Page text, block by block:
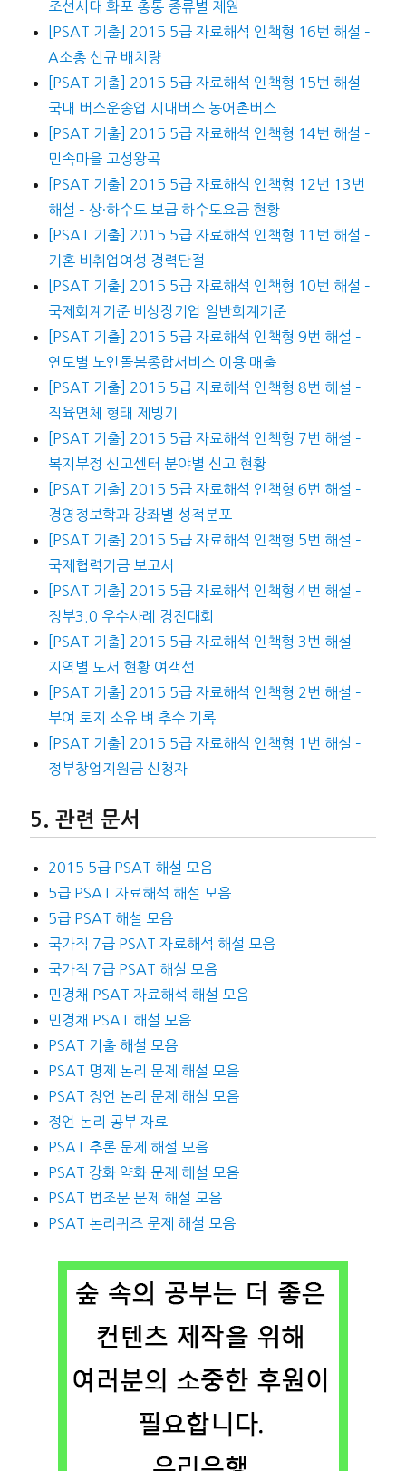
조선시대 화포 총통 종류별 제원
[PSAT 기출] 2015 5급 자료해석 인책형 16번 해설 –
A소총 신규 배치량
[PSAT 기출] 2015 5급 자료해석 인책형 15번 해설 –
국내 버스운송업 시내버스 농어촌버스
[PSAT 기출] 2015 5급 자료해석 인책형 14번 해설 –
민속마을 고성왕곡
[PSAT 기출] 2015 5급 자료해석 인책형 12번 13번
해설 – 상·하수도 보급 하수도요금 현황
[PSAT 기출] 2015 5급 자료해석 인책형 11번 해설 –
기혼 비취업여성 경력단절
[PSAT 기출] 2015 5급 자료해석 인책형 10번 해설 –
국제회계기준 비상장기업 일반회계기준
[PSAT 기출] 2015 5급 자료해석 인책형 9번 해설 –
연도별 노인돌봄종합서비스 이용 매출
[PSAT 기출] 2015 5급 자료해석 인책형 8번 해설 –
직육면체 형태 제빙기
[PSAT 기출] 2015 5급 자료해석 인책형 7번 해설 –
복지부정 신고센터 분야별 신고 현황
[PSAT 기출] 2015 5급 자료해석 인책형 6번 해설 –
경영정보학과 강좌별 성적분포
[PSAT 기출] 2015 5급 자료해석 인책형 5번 해설 –
국제협력기금 보고서
[PSAT 기출] 2015 5급 자료해석 인책형 4번 해설 –
정부3.0 우수사례 경진대회
[PSAT 기출] 2015 5급 자료해석 인책형 3번 해설 –
지역별 도서 현황 여객선
[PSAT 기출] 2015 5급 자료해석 인책형 2번 해설 –
부여 토지 소유 벼 추수 기록
[PSAT 기출] 2015 5급 자료해석 인책형 1번 해설 –
정부창업지원금 신청자
관련 문서
2015 5급 PSAT 해설 모음
5급 PSAT 자료해석 해설 모음
5급 PSAT 해설 모음
국가직 7급 PSAT 자료해석 해설 모음
국가직 7급 PSAT 해설 모음
민경채 PSAT 자료해석 해설 모음
민경채 PSAT 해설 모음
PSAT 기출 해설 모음
PSAT 명제 논리 문제 해설 모음
PSAT 정언 논리 문제 해설 모음
정언 논리 공부 자료
PSAT 추론 문제 해설 모음
PSAT 강화 약화 문제 해설 모음
PSAT 법조문 문제 해설 모음
PSAT 논리퀴즈 문제 해설 모음